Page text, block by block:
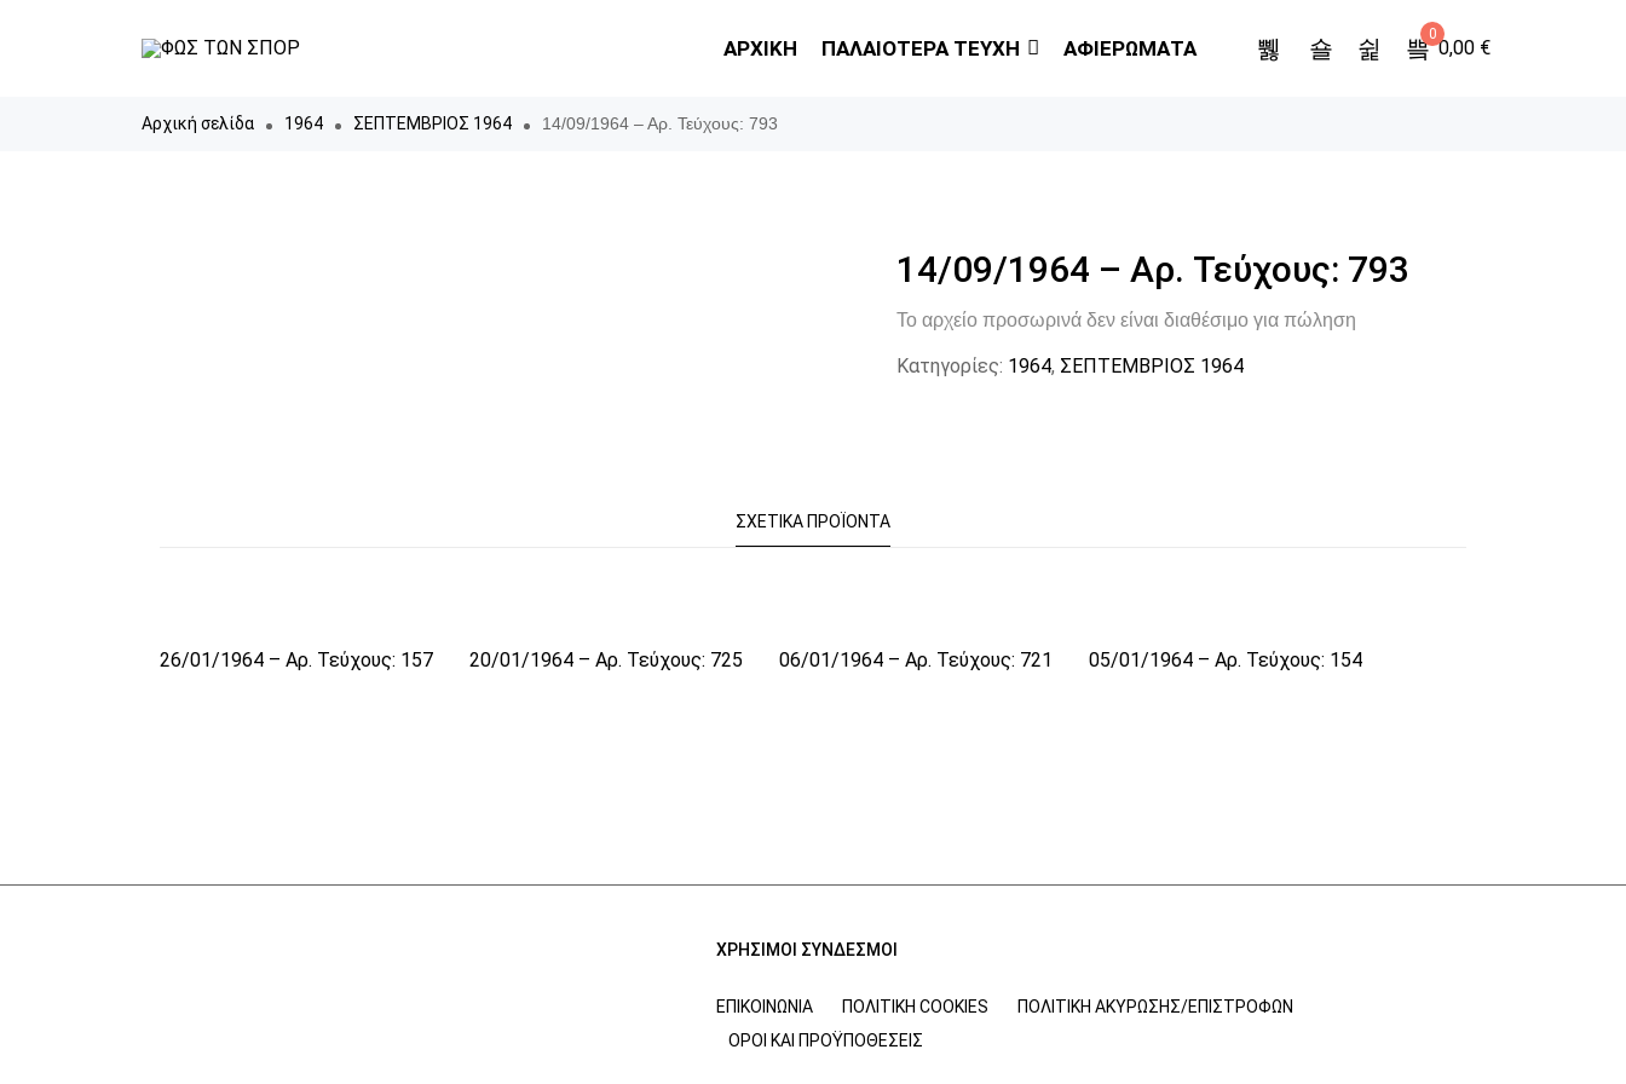
ΑΡΧΙΚΗ ΠΑΛΑΙΟΤΕΡΑ ΤΕΥΧΗ ΑΦΙΕΡΩΜΑΤΑ
0
0,00 €
Αρχική σελίδα 1964 ΣΕΠΤΕΜΒΡΙΟΣ 1964 14/09/1964 – Αρ. Τεύχους: 793
14/09/1964 – Αρ. Τεύχους: 793
Το αρχείο προσωρινά δεν είναι διαθέσιμο για πώληση
Κατηγορίες: 1964, ΣΕΠΤΕΜΒΡΙΟΣ 1964
ΣΧΕΤΙΚΆ ΠΡΟΪΌΝΤΑ
26/01/1964 – Αρ. Τεύχους: 157 20/01/1964 – Αρ. Τεύχους: 725 06/01/1964 – Αρ. Τεύχους: 721 05/01/1964 – Αρ. Τεύχους: 154
ΧΡΗΣΙΜΟΙ ΣΥΝΔΕΣΜΟΙ
ΕΠΙΚΟΙΝΩΝΊΑ ΠΟΛΙΤΙΚΉ COOKIES
ΠΟΛΙΤΙΚΉ ΑΚΎΡΩΣΗΣ/ΕΠΙΣΤΡΟΦΏΝ
ΌΡΟΙ ΚΑΙ ΠΡΟΫΠΟΘΈΣΕΙΣ